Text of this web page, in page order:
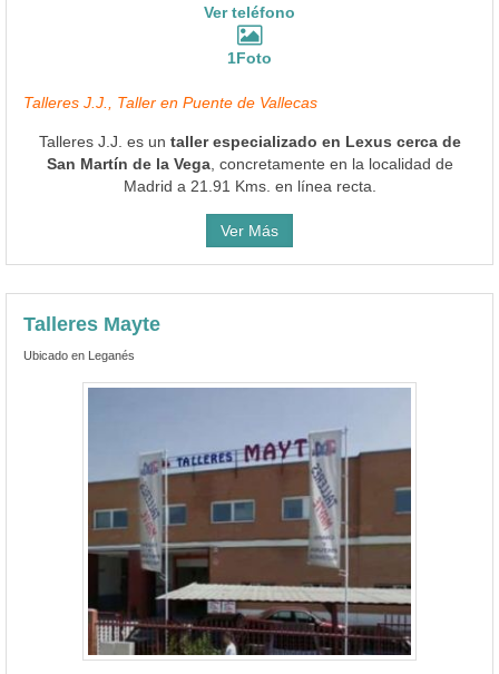
Ver teléfono
1Foto
Talleres J.J., Taller en Puente de Vallecas
Talleres J.J. es un taller especializado en Lexus cerca de
San Martín de la Vega, concretamente en la localidad de
Madrid a 21.91 Kms. en línea recta.
Ver Más
Talleres Mayte
Ubicado en Leganés